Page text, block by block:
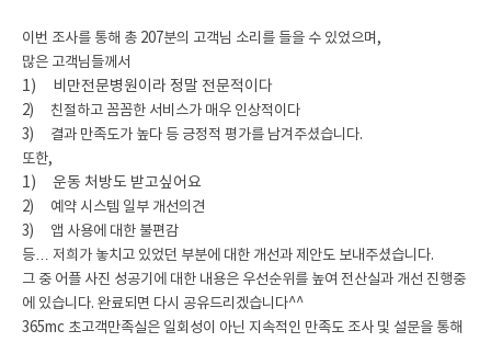
이번 조사를 통해 총 207분의 고객님 소리를 들을 수 있었으며,
많은 고객님들께서
1) 비만전문병원이라 정말 전문적이다
2) 친절하고 꼼꼼한 서비스가 매우 인상적이다
3) 결과 만족도가 높다 등 긍정적 평가를 남겨주셨습니다.
또한,
1) 운동 처방도 받고싶어요
2) 예약 시스템 일부 개선의견
3) 앱 사용에 대한 불편감
등… 저희가 놓치고 있었던 부분에 대한 개선과 제안도 보내주셨습니다.
그 중 어플 사진 성공기에 대한 내용은 우선순위를 높여 전산실과 개선 진행중
에 있습니다. 완료되면 다시 공유드리겠습니다^^
365mc 초고객만족실은 일회성이 아닌 지속적인 만족도 조사 및 설문을 통해